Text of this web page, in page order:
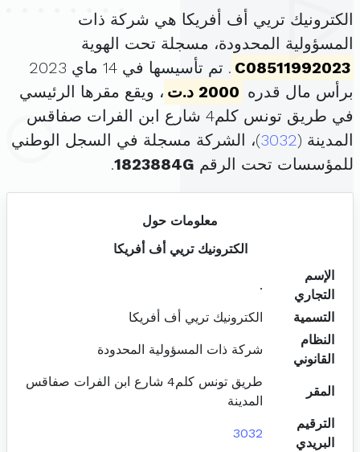
الكترونيك تريي أف أفريكا هي شركة ذات
المسؤولية المحدودة، مسجلة تحت الهوية
C08511992023
. تم تأسيسها في 14 ماي 2023
برأس مال قدره 2000 د.ت
، ويقع مقرها الرئيسي
في طريق تونس كلم4 شارع ابن الفرات صفاقس
المدينة (3032)، الشركة مسجلة في السجل الوطني
للمؤسسات تحت الرقم 1823884G
.
معلومات حول
الكترونيك تريي أف أفريكا
الإسم
التجاري
.
التسمية
الكترونيك تريي أف أفريكا
النظام
القانوني
شركة ذات المسؤولية المحدودة
المقر
طريق تونس كلم4 شارع ابن الفرات صفاقس
المدينة
الترقيم
البريدي
3032